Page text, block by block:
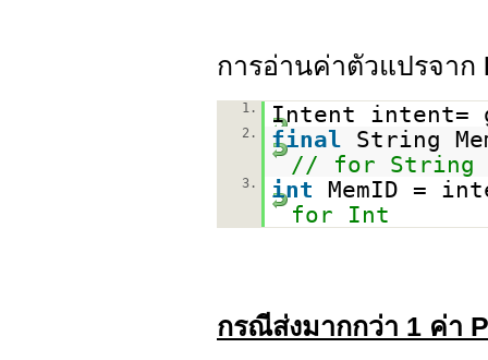
การอ่านค่าตัวแปรจาก
1. Intent intent=
2. final String
// for String
3. int MemID =
for Int
กรณีส่งมากกว่า 1 ค่า